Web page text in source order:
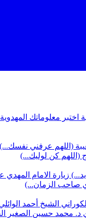
اختبر معلوماتك المهدوية
(اللهم عرفني نفسك...)
(اللهم كن لوليك...)
زيارة الامام
صاحب الزمان...)
الشيخ أحمد
د. محمد حسين الصغير